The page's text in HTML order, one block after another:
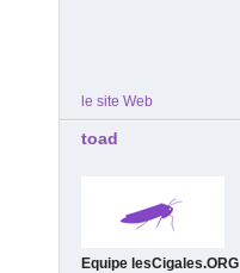
le site Web
toad
Equipe lesCigales.ORG